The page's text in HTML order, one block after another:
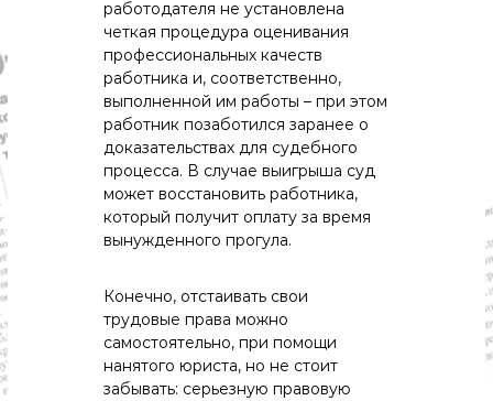
работодателя не установлена
четкая процедура оценивания
профессиональных качеств
работника и, соответственно,
выполненной им работы – при этом
работник позаботился заранее о
доказательствах для судебного
процесса. В случае выигрыша суд
может восстановить работника,
который получит оплату за время
вынужденного прогула.
Конечно, отстаивать свои
трудовые права можно
самостоятельно, при помощи
нанятого юриста, но не стоит
забывать: серьезную правовую